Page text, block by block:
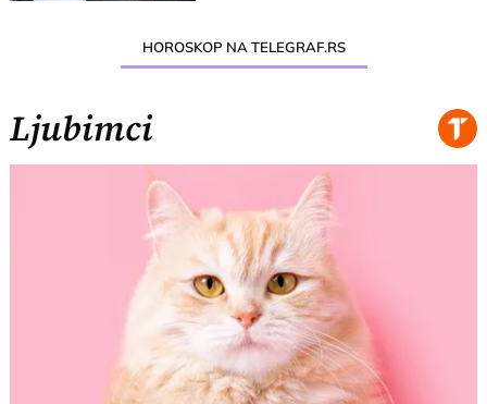
HOROSKOP NA TELEGRAF.RS
Ljubimci